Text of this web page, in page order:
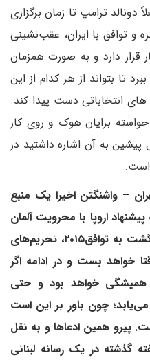
دونالد ترامپ تا زمان برگزاری
و توافق با ایران، عقب‌نشینی
قرار دارد و به صورت همزمان
تا بتواند از هر کدام از این
انتخاباتی دست پیدا کند.
خواسته برایان هوک و روی کار
پیشین به آن اشاره داشتید در
است.
– واشنگتن اخیرا یک منبع
اروپا با محرویت آلمان
برای نشان دادن حسن‌نیت و بازگشت به توافق۲۰۱۵، تحریم‌های
خواهد بست و در ادامه اگر
همیشگی خواهد بود و حتی
چون باور بر این است
پیرو همین ادعاها و به نقل
گذشته در یک رسانه لبنانی